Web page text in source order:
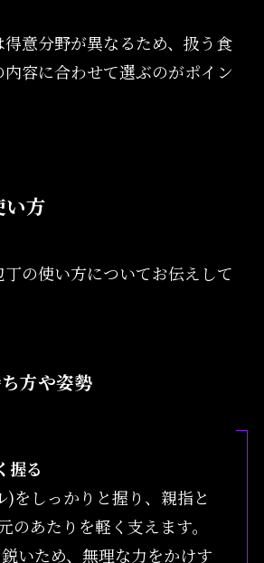
意分野が異なるため、扱う食
容に合わせて選ぶのがポイン
い方
の使い方についてお伝えして
方や姿勢
握る
をしっかりと握り、親指と
のあたりを軽く支えます。
いため、無理な力をかけす